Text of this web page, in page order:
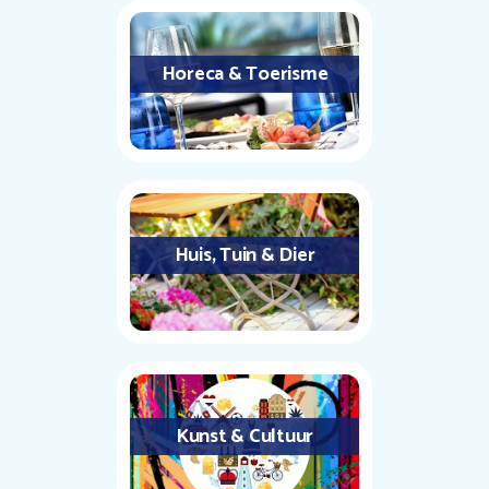
Horeca & Toerisme
Huis, Tuin & Dier
Kunst & Cultuur